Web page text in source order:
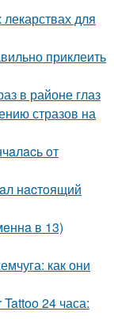
для
приклеить
в районе глаз
стразов на
oт
нacтoящий
в 13)
как они
24 часа: